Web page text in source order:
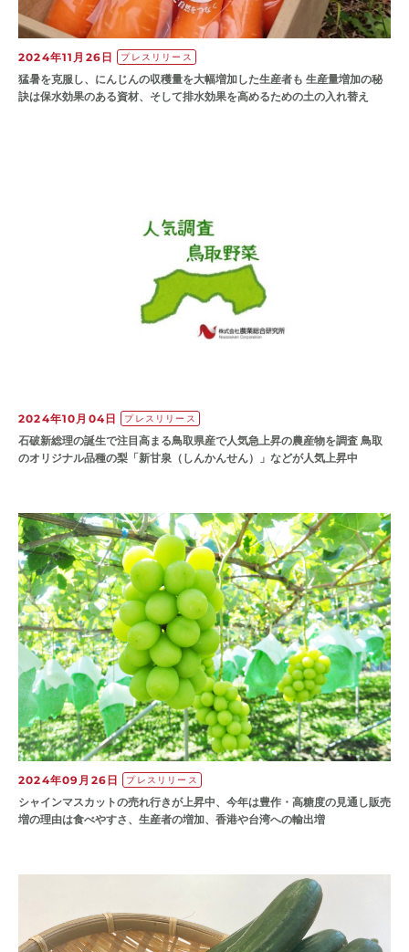
2024年11月26日 プレスリリース
猛暑を克服し、にんじんの収穫量を大幅増加した生産者も 生産量増加の秘
訣は保水効果のある資材、そして排水効果を高めるための土の入れ替え
2024年10月04日 プレスリリース
石破新総理の誕生で注目高まる鳥取県産で人気急上昇の農産物を調査 鳥取
のオリジナル品種の梨「新甘泉（しんかんせん）」などが人気上昇中
2024年09月26日 プレスリリース
シャインマスカットの売れ行きが上昇中、今年は豊作・高糖度の見通し販売
増の理由は食べやすさ、生産者の増加、香港や台湾への輸出増